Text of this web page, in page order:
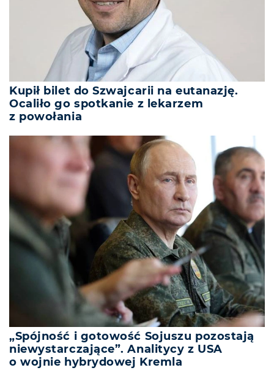
Kupił bilet do Szwajcarii na eutanazję.
Ocaliło go spotkanie z lekarzem
z powołania
„Spójność i gotowość Sojuszu pozostają
niewystarczające”. Analitycy z USA
o wojnie hybrydowej Kremla